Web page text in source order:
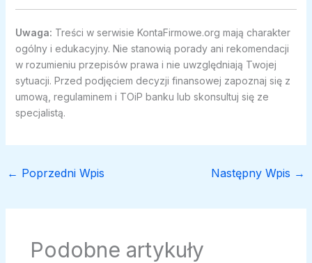
Uwaga: Treści w serwisie KontaFirmowe.org mają charakter
ogólny i edukacyjny. Nie stanowią porady ani rekomendacji
w rozumieniu przepisów prawa i nie uwzględniają Twojej
sytuacji. Przed podjęciem decyzji finansowej zapoznaj się z
umową, regulaminem i TOiP banku lub skonsultuj się ze
specjalistą.
← Poprzedni Wpis Następny Wpis →
Podobne artykuły